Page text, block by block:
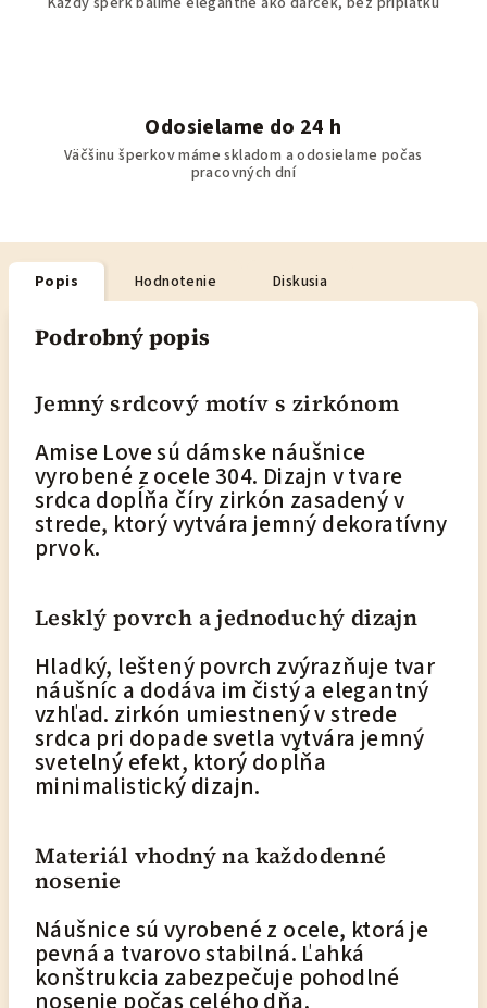
Odosielame do 24 h
Väčšinu šperkov máme skladom a odosielame počas
pracovných dní
Popis Hodnotenie Diskusia
Podrobný popis
Jemný srdcový motív s zirkónom
Amise Love sú dámske náušnice
vyrobené z ocele 304. Dizajn v tvare
srdca dopĺňa číry zirkón zasadený v
strede, ktorý vytvára jemný dekoratívny
prvok.
Lesklý povrch a jednoduchý dizajn
Hladký, leštený povrch zvýrazňuje tvar
náušníc a dodáva im čistý a elegantný
vzhľad. zirkón umiestnený v strede
srdca pri dopade svetla vytvára jemný
svetelný efekt, ktorý dopĺňa
minimalistický dizajn.
Materiál vhodný na každodenné
nosenie
Náušnice sú vyrobené z ocele, ktorá je
pevná a tvarovo stabilná. Ľahká
konštrukcia zabezpečuje pohodlné